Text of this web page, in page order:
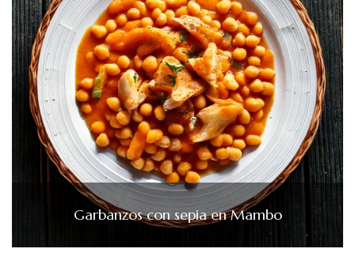
Garbanzos con sepia en Mambo